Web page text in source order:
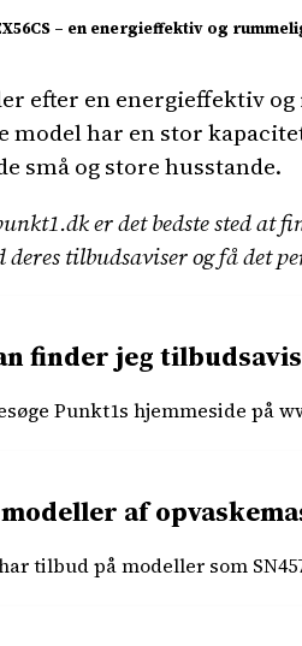
– en energieffektiv og
efter en energieffektiv og
model har en stor
små og store husstande.
er det bedste sted at
deres tilbudsaviser og få det
finder jeg
Punkt1s hjemmeside på
af
tilbud på modeller som